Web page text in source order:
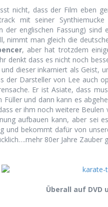
nicht, dass der Film eben
mit seiner
der englischen Fassung)
nimmt man gleich die
, aber hat trotzdem
denkt dass es nicht noch
und dieser inkarniert als Geist,
der Darsteller von Lee auch
Er ist Asiate, dass
Füller und dann kann es
er ihm noch weitere
aufbauen kann, aber sei
und bekommt dafür von
80er Jahre Zauber
Überall auf DVD